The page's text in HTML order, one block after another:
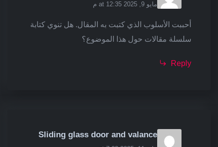
مايو 9, 2025 at 12:35 م
أحببت الأسلوب الذي كتبت به المقال. هل تنوي كتابة
سلسلة مقالات حول هذا الموضوع؟
Reply
Sliding glass door and valance